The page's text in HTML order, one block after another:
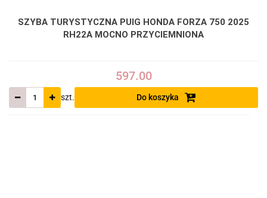
SZYBA TURYSTYCZNA PUIG HONDA FORZA 750 2025
RH22A MOCNO PRZYCIEMNIONA
597.00
szt. Do koszyka